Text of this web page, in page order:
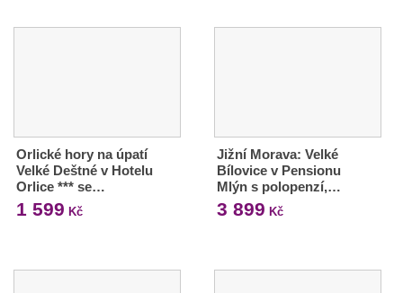
Orlické hory na úpatí
Velké Deštné v Hotelu
Orlice *** se…
1 599 Kč
Jižní Morava: Velké
Bílovice v Pensionu
Mlýn s polopenzí,…
3 899 Kč